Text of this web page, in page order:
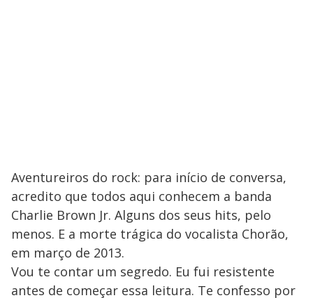
Aventureiros do rock: para início de conversa,
acredito que todos aqui conhecem a banda
Charlie Brown Jr. Alguns dos seus hits, pelo
menos. E a morte trágica do vocalista Chorão,
em março de 2013.
Vou te contar um segredo. Eu fui resistente
antes de começar essa leitura. Te confesso por